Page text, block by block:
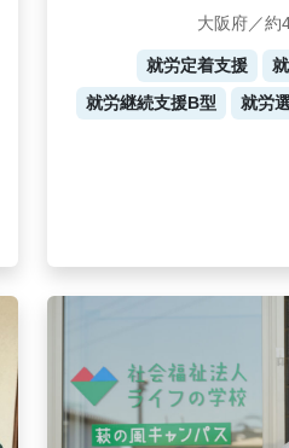
大阪府／約
就労定着支援
就労継続支援B型
就労